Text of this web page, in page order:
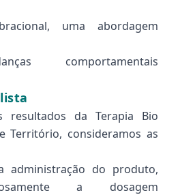
uma abordagem
comportamentais
resultados da Terapia Bio
Território, consideramos as
administração do produto,
a dosagem